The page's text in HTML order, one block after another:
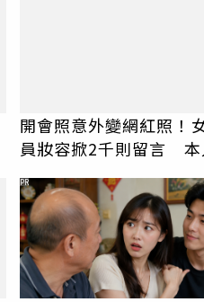
開會照意外變網紅照！
員妝容掀2千則留言 本
PR